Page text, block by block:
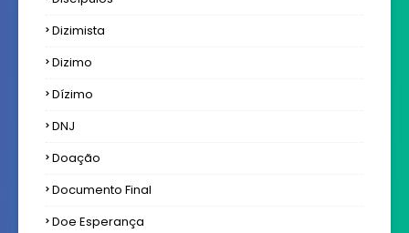
Dizimista
Dizimo
Dízimo
DNJ
Doação
Documento Final
Doe Esperança